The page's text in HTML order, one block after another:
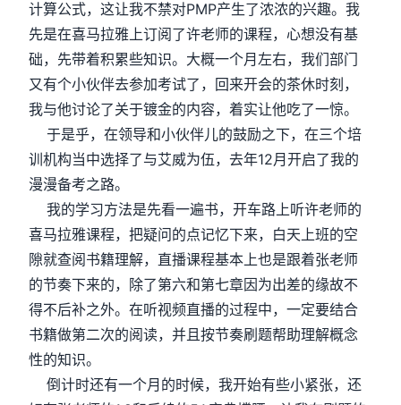
计算公式，这让我不禁对PMP产生了浓浓的兴趣。我
先是在喜马拉雅上订阅了许老师的课程，心想没有基
础，先带着积累些知识。大概一个月左右，我们部门
又有个小伙伴去参加考试了，回来开会的茶休时刻，
我与他讨论了关于镀金的内容，着实让他吃了一惊。
于是乎，在领导和小伙伴儿的鼓励之下，在三个培
训机构当中选择了与艾威为伍，去年12月开启了我的
漫漫备考之路。
我的学习方法是先看一遍书，开车路上听许老师的
喜马拉雅课程，把疑问的点记忆下来，白天上班的空
隙就查阅书籍理解，直播课程基本上也是跟着张老师
的节奏下来的，除了第六和第七章因为出差的缘故不
得不后补之外。在听视频直播的过程中，一定要结合
书籍做第二次的阅读，并且按节奏刷题帮助理解概念
性的知识。
倒计时还有一个月的时候，我开始有些小紧张，还